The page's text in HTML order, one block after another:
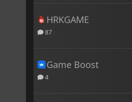
HRKGAME
87
Game Boost
4